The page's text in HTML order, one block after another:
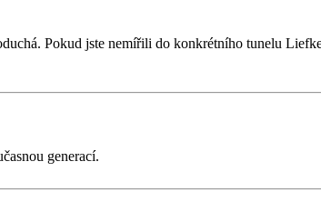
Pokud jste nemířili do konkrétního tunelu
generací.